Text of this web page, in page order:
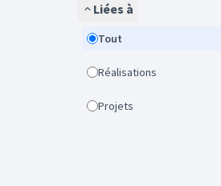
Liées à
Tout
Réalisations
Projets